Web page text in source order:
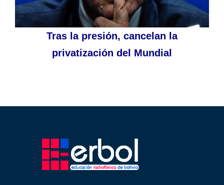
Tras la presión, cancelan la
privatización del Mundial